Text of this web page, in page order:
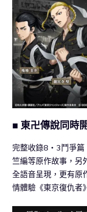
■ 東卍傳說同時
完整收錄8・3鬥爭篇
竺編等原作故事，另
全語音呈現，更有原
情體驗《東京復仇者